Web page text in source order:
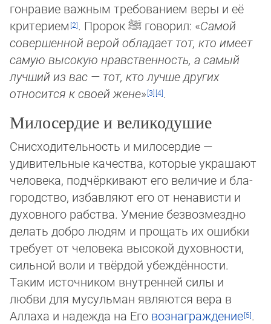
гон­равие важным требованием веры и её
критерием
. Пророкﷺ говорил: «Самой
совершенной верой обладает тот, кто име­ет
самую высокую нравственность, а самый
лучший из вас — тот, кто лучше других
относится к своей жене» .
Милосердие и великодушие
Снисходительность и милосердие —
удивительные качества, которые украшают
человека, подчёркивают его величие и бла­
городство, избавляют его от ненависти и
духовного рабства. Умение безвозмездно
делать добро людям и прощать их ошиб­ки
требует от человека высокой духовности,
сильной воли и твёрдой убеждённости.
Таким источником внутренней си­лы и
любви для мусульман являются вера в
Аллаха и надежда на Его вознаграждение .